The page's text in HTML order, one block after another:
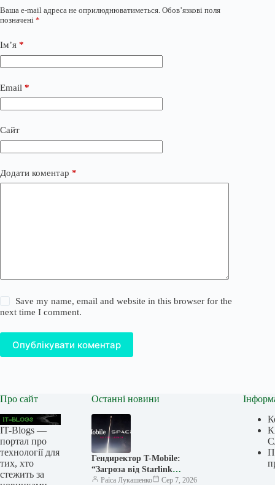
Ваша e-mail адреса не оприлюднюватиметься. Обов’язкові поля
позначені *
Ім’я *
Email *
Сайт
Додати коментар *
Save my name, email and website in this browser for the
next time I comment.
Опублікувати коментар
Про сайт
IT-Blogs —
портал про
технології для
тих, хто
стежить за
Останні новини
Гендиректор T-Mobile:
“Загроза від Starlink
перебільшена”, а вихід SpaceX
Раїса Лукашенко Сер 7, 2026